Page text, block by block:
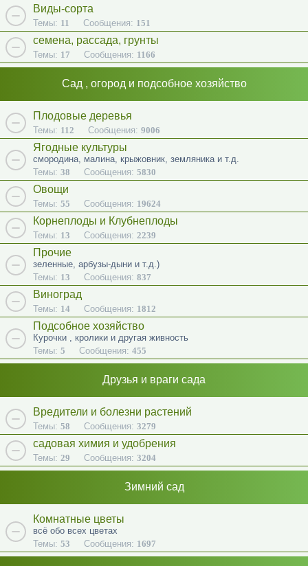
Виды-сорта
Темы: 11 Сообщения: 151
семена, рассада, грунты
Темы: 17 Сообщения: 1166
Сад , огород и подсобное хозяйство
Плодовые деревья
Темы: 112 Сообщения: 9006
Ягодные культуры
смородина, малина, крыжовник, земляника и т.д.
Темы: 38 Сообщения: 5830
Овощи
Темы: 55 Сообщения: 19624
Корнеплоды и Клубнеплоды
Темы: 13 Сообщения: 2239
Прочие
зеленные, арбузы-дыни и т.д.)
Темы: 13 Сообщения: 837
Виноград
Темы: 14 Сообщения: 1812
Подсобное хозяйство
Курочки , кролики и другая живность
Темы: 5 Сообщения: 455
Друзья и враги сада
Вредители и болезни растений
Темы: 58 Сообщения: 3279
садовая химия и удобрения
Темы: 29 Сообщения: 3204
Зимний сад
Комнатные цветы
всё обо всех цветах
Темы: 53 Сообщения: 1697